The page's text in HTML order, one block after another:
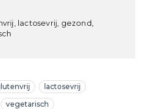
lactosevrij, gezond,
lactosevrij
vegetarisch